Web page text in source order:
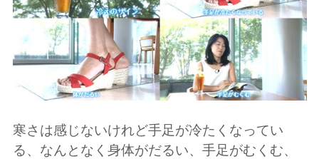
寒さは感じないけれど手足が冷たくなってい
る、なんとなく身体がだるい、手足がむくむ、